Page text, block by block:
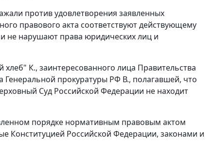
против удовлетворения заявленных
правового акта соответствуют действующему
не нарушают права юридических лиц и
К., заинтересованного лица Правительства
прокуратуры РФ В., полагавшей, что
Суд Российской Федерации не находит
порядке нормативным правовым актом
Конституцией Российской Федерации, законами и